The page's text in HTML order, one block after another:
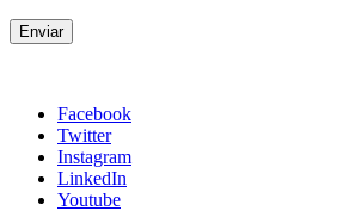
Facebook
Twitter
Instagram
LinkedIn
Youtube